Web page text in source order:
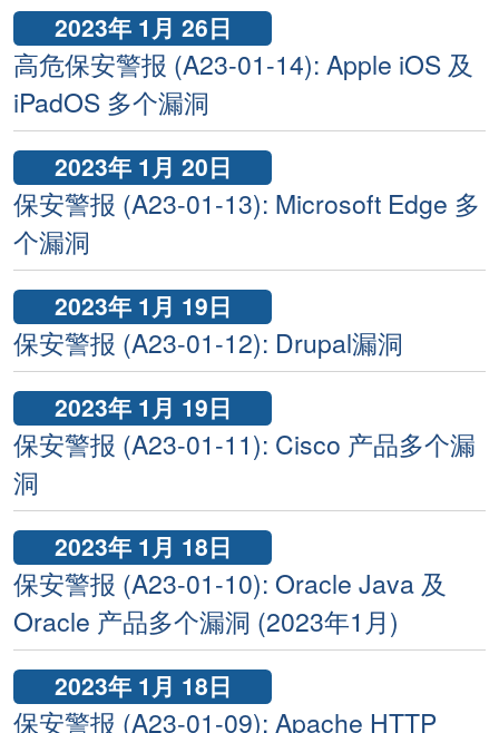
2023年 1月 26日
高危保安警报 (A23-01-14): Apple iOS 及
iPadOS 多个漏洞
2023年 1月 20日
保安警报 (A23-01-13): Microsoft Edge 多
个漏洞
2023年 1月 19日
保安警报 (A23-01-12): Drupal漏洞
2023年 1月 19日
保安警报 (A23-01-11): Cisco 产品多个漏
洞
2023年 1月 18日
保安警报 (A23-01-10): Oracle Java 及
Oracle 产品多个漏洞 (2023年1月)
2023年 1月 18日
保安警报 (A23-01-09): Apache HTTP